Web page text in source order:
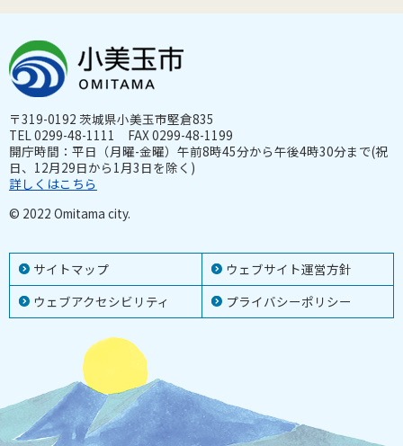
サイトマップ
ウェブサイト運営方針
ウェブアクセシビリティ
プライバシーポリシー
〒319-0192 茨城県小美玉市堅倉835
TEL 0299-48-1111 FAX 0299-48-1199
開庁時間：平日（月曜-金曜）午前8時45分から午後4時30分まで(祝
日、12月29日から1月3日を除く)
詳しくはこちら
© 2022 Omitama city.